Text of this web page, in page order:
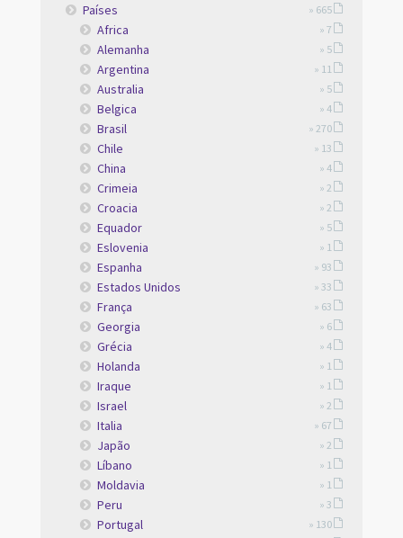
Países » 665
Africa » 7
Alemanha » 5
Argentina » 11
Australia » 5
Belgica » 4
Brasil » 270
Chile » 13
China » 4
Crimeia » 2
Croacia » 2
Equador » 5
Eslovenia » 1
Espanha » 93
Estados Unidos » 33
França » 63
Georgia » 6
Grécia » 4
Holanda » 1
Iraque » 1
Israel » 2
Italia » 67
Japão » 2
Líbano » 1
Moldavia » 1
Peru » 3
Portugal » 130